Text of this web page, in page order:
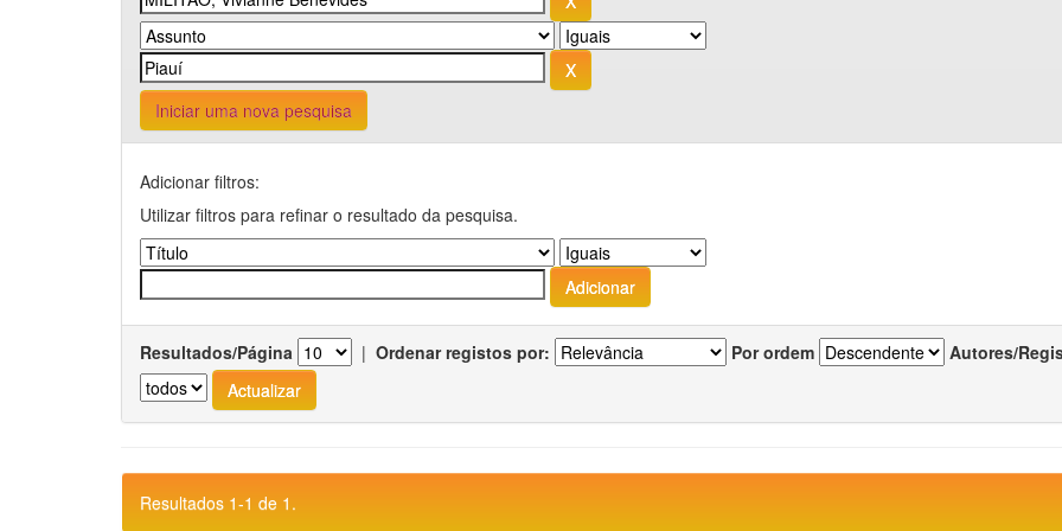
Iniciar uma nova pesquisa
Adicionar filtros:
Utilizar filtros para refinar o resultado da pesquisa.
Resultados/Página | Ordenar registos por: Por ordem Autores/
Resultados 1-1 de 1.